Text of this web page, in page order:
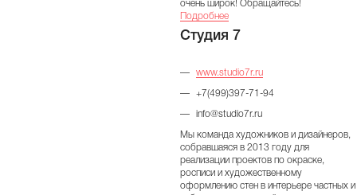
очень широк! Обращайтесь!
Подробнее
Студия 7
www.studio7r.ru
+7(499)397-71-94
info@studio7r.ru
Мы команда художников и дизайнеров,
собравшаяся в 2013 году для
реализации проектов по окраске,
росписи и художественному
оформлению стен в интерьере частных и